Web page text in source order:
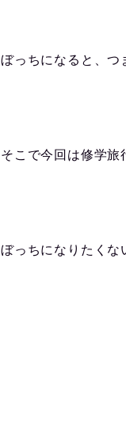
ぼっちになると、つ
そこで今回は修学旅
ぼっちになりたくな